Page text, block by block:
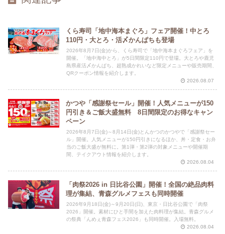
くら寿司「地中海本まぐろ」フェア開催！中とろ
110円・大とろ・活〆かんぱちも登場
2026年8月7日(金)から、くら寿司で「地中海本まぐろフェア」を
開催。「地中海中とろ」が5日間限定110円で登場。大とろや鹿児
島県産活〆かんぱち、超熟成かれいなど限定メニューや販売期間、
QRクーポン情報を紹介します。
2026.08.07
かつや「感謝祭セール」開催！人気メニューが150
円引き＆ご飯大盛無料 8日間限定のお得なキャン
ペーン
2026年8月7日(金)～8月14日(金)とんかつのかつやで「感謝祭セー
ル」開催。人気メニューが150円引きになるほか、丼・定食・お弁
当のご飯大盛が無料に。第1弾・第2弾の対象メニューや開催期
間、テイクアウト情報を紹介します。
2026.08.04
「肉祭2026 in 日比谷公園」開催！全国の絶品肉料
理が集結、青森グルメフェスも同時開催
2026年9月18日(金)～9月20日(日)、東京・日比谷公園で「肉祭
2026」開催。素材にひと手間を加えた肉料理が集結。青森グルメ
の祭典「んめぇ青森フェス2026」も同時開催。入場無料。
2026.08.04